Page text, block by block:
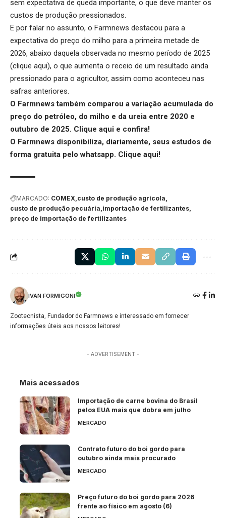
sem expectativa de queda importante, o que deve manter os
custos de produção pressionados.
E por falar no assunto, o Farmnews destacou para a
expectativa do preço do milho para a primeira metade de
2026, abaixo daquela observada no mesmo período de 2025
(clique aqui), o que aumenta o receio de um resultado ainda
pressionado para o agricultor, assim como aconteceu nas
safras anteriores.
O Farmnews também comparou a variação acumulada do
preço do petróleo, do milho e da ureia entre 2020 e
outubro de 2025. Clique aqui e confira!
O Farmnews disponibiliza, diariamente, seus estudos de
forma gratuita pelo whatsapp. Clique aqui!
MARCADO: COMEX custo de produção agrícola
custo de produção pecuária importação de fertilizantes
preço de importação de fertilizantes
IVAN FORMIGONI
Zootecnista, Fundador do Farmnews e interessado em fornecer
informações úteis aos nossos leitores!
- ADVERTISEMENT -
Mais acessados
Importação de carne bovina do Brasil
pelos EUA mais que dobra em julho
MERCADO
Contrato futuro do boi gordo para
outubro ainda mais procurado
MERCADO
Preço futuro do boi gordo para 2026
frente ao físico em agosto (6)